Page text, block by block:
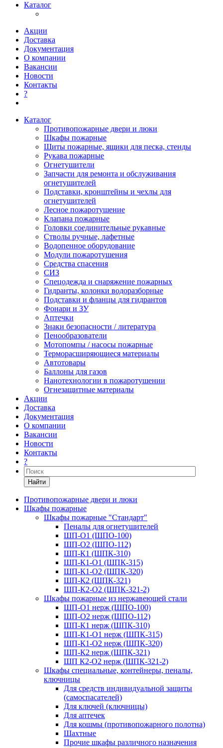
Каталог
Акции
Доставка
Документация
О компании
Вакансии
Новости
Контакты
?
Каталог
Противопожарные двери и люки
Шкафы пожарные
Щиты пожарные, ящики для песка, стенды
Рукава пожарные
Огнетушители
Запчасти для ремонта и обслуживания
огнетушителей
Подставки, кронштейны и чехлы для
огнетушителей
Лесное пожаротушение
Клапана пожарные
Головки соединительные рукавные
Стволы ручные, лафетные
Водопенное оборудование
Модули пожаротушения
Средства спасения
СИЗ
Спецодежда и снаряжение пожарных
Гидранты, колонки водоразборные
Подставки и фланцы для гидрантов
Фонари и ЗУ
Аптечки
Знаки безопасности / литература
Пенообразователи
Мотопомпы / насосы пожарные
Терморасширяющиеся материалы
Автотовары
Баллоны для газов
Нанотехнологии в пожаротушении
Огнезащитные материалы
Акции
Доставка
Документация
О компании
Вакансии
Новости
Контакты
?
Найти
Противопожарные двери и люки
Шкафы пожарные
Шкафы пожарные "Стандарт"
Пеналы для огнетушителей
ШП-О1 (ШПО-100)
ШП-О2 (ШПО-112)
ШП-К1 (ШПК-310)
ШП-К1-О1 (ШПК-315)
ШП-К1-О2 (ШПК-320)
ШП-К2 (ШПК-321)
ШП-К2-О2 (ШПК-321-2)
Шкафы пожарные из нержавеющей стали
ШП-О1 нерж (ШПО-100)
ШП-О2 нерж (ШПО-112)
ШП-К1 нерж (ШПК-310)
ШП-К1-О1 нерж (ШПК-315)
ШП-К1-О2 нерж (ШПК-320)
ШП-К2 нерж (ШПК-321)
ШП К2-О2 нерж (ШПК-321-2)
Шкафы специальные, контейнеры, пеналы,
ключницы
Для средств индивидуальной защиты
(самоспасателей)
Для ключей (ключницы)
Для аптечек
Для кошмы (противопожарного полотна)
Шахтные
Прочие шкафы различного назначения